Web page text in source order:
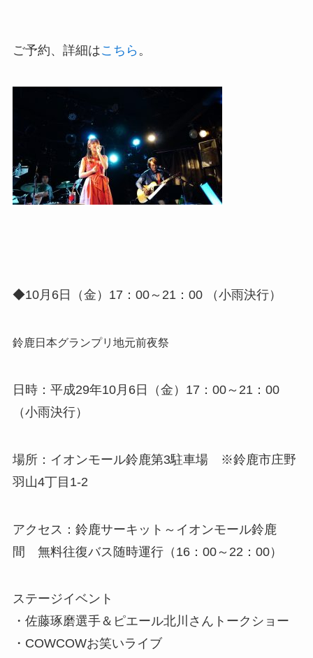
ご予約、詳細はこちら 。
◆10月6日（金）17：00～21：00 （小雨決行）
鈴鹿日本グランプリ地元前夜祭
日時：平成29年10月6日（金）17：00～21：00
（小雨決行）
場所：イオンモール鈴鹿第3駐車場 ※鈴鹿市庄野
羽山4丁目1-2
アクセス：鈴鹿サーキット～イオンモール鈴鹿
間 無料往復バス随時運行（16：00～22：00）
ステージイベント
・佐藤琢磨選手＆ピエール北川さんトークショー
・COWCOWお笑いライブ